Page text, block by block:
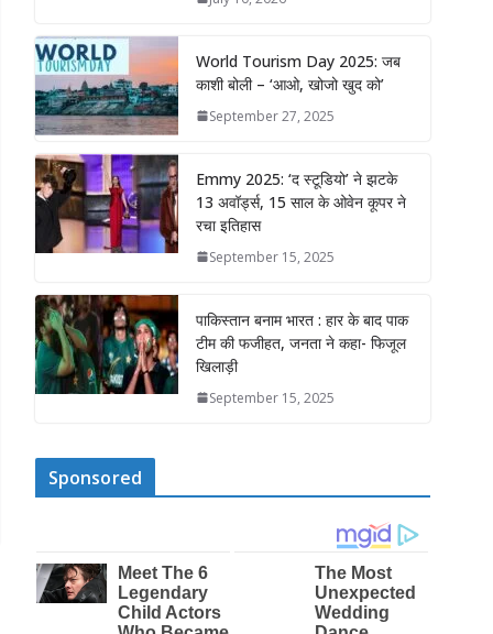
World Tourism Day 2025: जब
काशी बोली – ‘आओ, खोजो खुद को’
September 27, 2025
Emmy 2025: ‘द स्टूडियो’ ने झटके
13 अवॉर्ड्स, 15 साल के ओवेन कूपर ने
रचा इतिहास
September 15, 2025
पाकिस्तान बनाम भारत : हार के बाद पाक
टीम की फजीहत, जनता ने कहा- फिजूल
खिलाड़ी
September 15, 2025
Sponsored